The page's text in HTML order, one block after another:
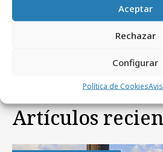
Aceptar
Rechazar
Configurar
Política de Cookies
Resines For President
Artículos